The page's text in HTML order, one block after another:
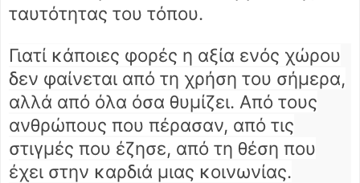
ταυτότητας του τόπου.
Γιατί κάποιες φορές η αξία ενός χώρου
δεν φαίνεται από τη χρήση του σήμερα,
αλλά από όλα όσα θυμίζει. Από τους
ανθρώπους που πέρασαν, από τις
στιγμές που έζησε, από τη θέση που
έχει στην καρδιά μιας κοινωνίας.